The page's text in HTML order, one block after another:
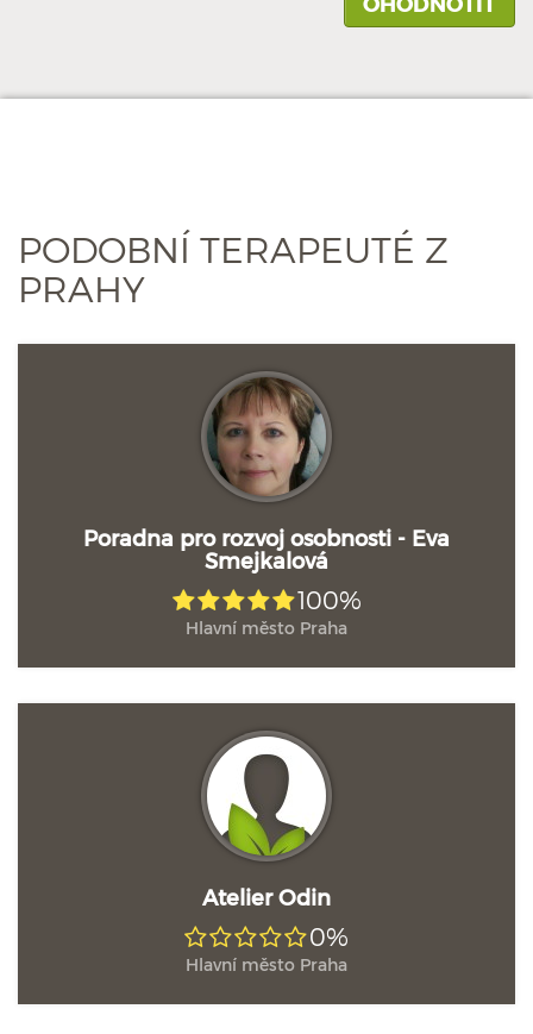
PODOBNÍ TERAPEUTÉ Z
PRAHY
Poradna pro rozvoj osobnosti - Eva
Smejkalová
100%
Hlavní město Praha
Atelier Odin
0%
Hlavní město Praha